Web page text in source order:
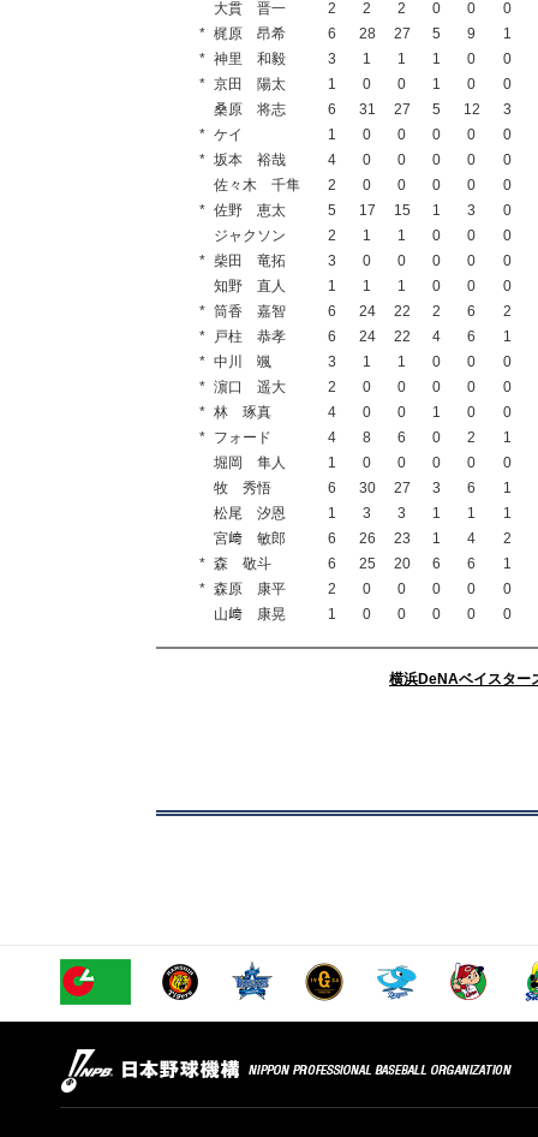
大貫 晋一
2 2 2 0 0
0
* 梶原 昂希 6 28 27 5 9
1
* 神里 和毅 3 1 1 1 0
0
* 京田 陽太 1 0 0 1 0
0
桑原 将志
6 31 27 5 12
3
* ケイ 1 0 0 0 0
0
* 坂本 裕哉 4 0 0 0 0
0
佐々木 千隼
2 0 0 0 0
0
* 佐野 恵太 5 17 15 1 3
0
ジャクソン
2 1 1 0 0
0
* 柴田 竜拓 3 0 0 0 0
0
知野 直人
1 1 1 0 0
0
* 筒香 嘉智 6 24 22 2 6
2
*
戸柱 恭孝 6 24 22 4 6
1
* 中川 颯 3 1 1 0 0
0
* 濵口 遥大 2 0 0 0 0
0
* 林 琢真 4 0 0 1 0
0
* フォード 4 8 6 0 2
1
堀岡 隼人
1 0 0 0 0
0
牧 秀悟
6 30 27 3 6
1
松尾 汐恩
1 3 3 1 1
1
宮﨑 敏郎
6 26 23 1 4
2
* 森 敬斗 6 25 20 6 6
1
* 森原 康平 2 0 0 0 0
0
山﨑 康晃
1 0 0 0 0 0
横浜DeNAベイスター